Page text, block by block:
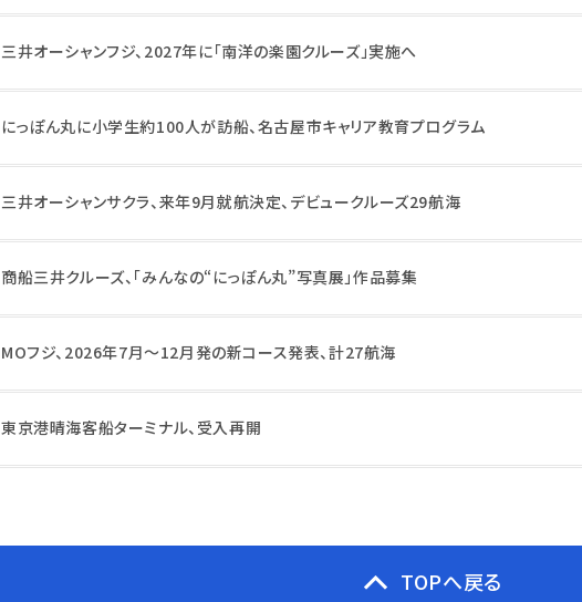
三井オーシャンフジ、2027年に「南洋の楽園クルーズ」実施へ
にっぽん丸に小学生約100人が訪船、名古屋市キャリア教育プログラム
三井オーシャンサクラ、来年9月就航決定、デビュークルーズ29航海
商船三井クルーズ、「みんなの“にっぽん丸”写真展」作品募集
MOフジ、2026年7月～12月発の新コース発表、計27航海
東京港晴海客船ターミナル、受入再開
TOPへ戻る